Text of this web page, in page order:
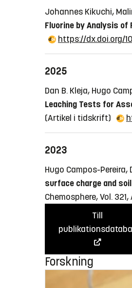
Johannes Kikuchi,
Fluorine by Analysis of
https://dx.doi.org/
2025
Dan B. Kleja, Hugo
Leaching Tests for
(Artikel i tidskrift)
2023
Hugo Campos-
surface charge and
Chemosphere, Vol. 321,
Till
Forskning